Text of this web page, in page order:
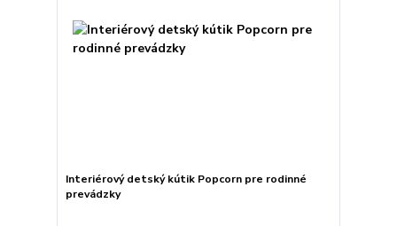
Interiérový detský kútik Popcorn pre rodinné
prevádzky